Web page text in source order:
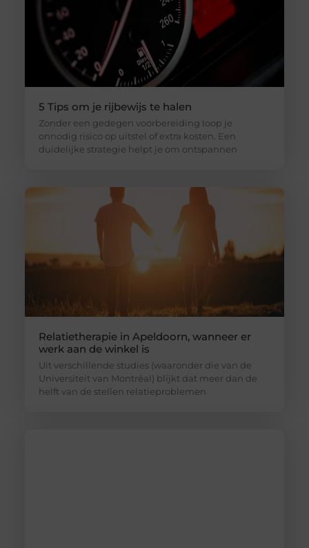
5 Tips om je rijbewijs te halen
Zonder een gedegen voorbereiding loop je
onnodig risico op uitstel of extra kosten. Een
duidelijke strategie helpt je om ontspannen
Relatietherapie in Apeldoorn, wanneer er
werk aan de winkel is
Uit verschillende studies (waaronder die van de
Universiteit van Montréal) blijkt dat meer dan de
helft van de stellen relatieproblemen